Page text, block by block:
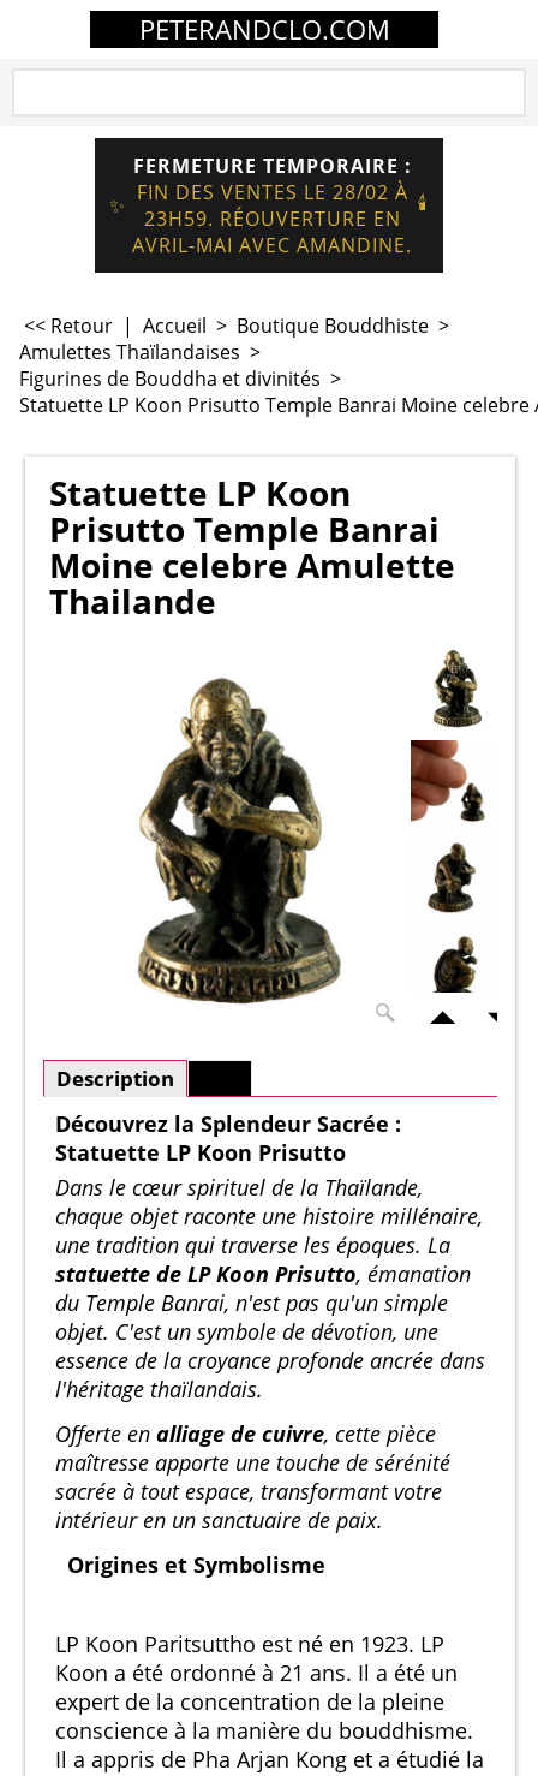
PETERANDCLO.COM
✨
FERMETURE TEMPORAIRE :
FIN DES VENTES LE 28/02 À
23H59. RÉOUVERTURE EN
AVRIL-MAI AVEC AMANDINE.
🕯️
<< Retour | Accueil > Boutique Bouddhiste >
Amulettes Thaïlandaises >
Figurines de Bouddha et divinités >
Statuette LP Koon Prisutto Temple Banrai Moine
Statuette LP Koon
Prisutto Temple Banrai
Moine celebre Amulette
Thailande
Description
Découvrez la Splendeur Sacrée :
Statuette LP Koon Prisutto
Dans le cœur spirituel de la Thaïlande,
chaque objet raconte une histoire millénaire,
une tradition qui traverse les époques. La
statuette de LP Koon Prisutto, émanation
du Temple Banrai, n'est pas qu'un simple
objet. C'est un symbole de dévotion, une
essence de la croyance profonde ancrée dans
l'héritage thaïlandais.
Offerte en alliage de cuivre, cette pièce
maîtresse apporte une touche de sérénité
sacrée à tout espace, transformant votre
intérieur en un sanctuaire de paix.
Origines et Symbolisme
LP Koon Paritsuttho est né en 1923. LP
Koon a été ordonné à 21 ans. Il a été un
expert de la concentration de la pleine
conscience à la manière du bouddhisme.
Il a appris de Pha Arjan Kong et a étudié la